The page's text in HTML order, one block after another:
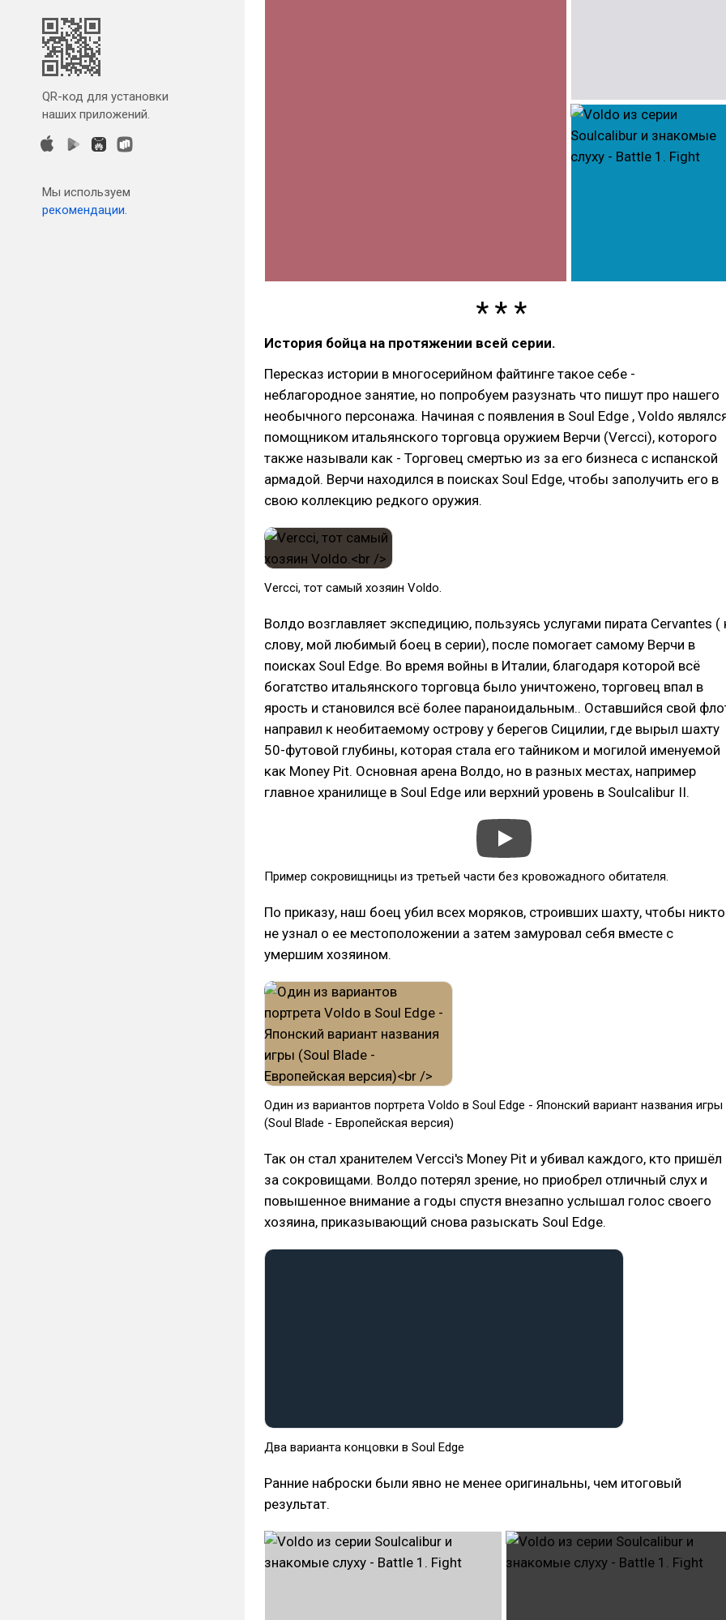
QR-код для установки
наших приложений.
Мы используем
рекомендации.
История бойца на протяжении всей серии.
Пересказ истории в многосерийном файтинге такое себе -
неблагородное занятие, но попробуем разузнать что пишут про нашего
необычного персонажа. Начиная с появления в Soul Edge , Voldo
помощником итальянского торговца оружием Верчи (Vercci), которого
также называли как - Торговец смертью из за его бизнеса с испанской
армадой. Верчи находился в поисках Soul Edge, чтобы заполучить его в
свою коллекцию редкого оружия.
Vercci, тот самый хозяин Voldo.
Волдо возглавляет экспедицию, пользуясь услугами пирата Сervantes (
слову, мой любимый боец в серии), после помогает самому Верчи в
поисках Soul Edge. Во время войны в Италии, благодаря которой всё
богатство итальянского торговца было уничтожено, торговец впал в
ярость и становился всё более параноидальным.. Оставшийся свой
направил к необитаемому острову у берегов Сицилии, где вырыл шахту
50-футовой глубины, которая стала его тайником и могилой именуемой
как Money Pit. Основная арена Волдо, но в разных местах, например
главное хранилище в Soul Edge или верхний уровень в Soulcalibur II.
Пример сокровищницы из третьей части без кровожадного обитателя.
По приказу, наш боец убил всех моряков, строивших шахту, чтобы никто
не узнал о ее местоположении а затем замуровал себя вместе с
умершим хозяином.
Один из вариантов портрета Voldo в Soul Edge - Японcкий вариант названия игры
(Soul Blade - Европейская версия)
Так он стал хранителем Vercci's Money Pit и убивал каждого, кто пришёл
за сокровищами. Волдо потерял зрение, но приобрел отличный слух и
повышенное внимание а годы спустя внезапно услышал голос своего
хозяина, приказывающий снова разыскать Soul Edge.
Два варианта концовки в Soul Edge
Ранние наброски были явно не менее оригинальны, чем итоговый
результат.